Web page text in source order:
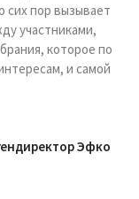
сих пор вызывает
участниками,
которое по
и самой
Эфко